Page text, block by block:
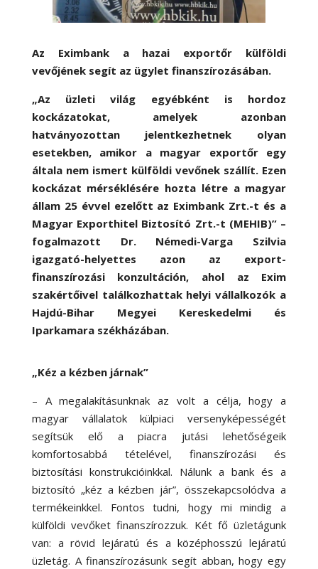
Az Eximbank a hazai exportőr külföldi
vevőjének segít az ügylet finanszírozásában.
„Az üzleti világ egyébként is hordoz
kockázatokat, amelyek azonban
hatványozottan jelentkezhetnek olyan
esetekben, amikor a magyar exportőr egy
általa nem ismert külföldi vevőnek szállít. Ezen
kockázat mérséklésére hozta létre a magyar
állam 25 évvel ezelőtt az Eximbank Zrt.-t és a
Magyar Exporthitel Biztosító Zrt.-t (MEHIB)” –
fogalmazott Dr. Némedi-Varga Szilvia
igazgató-helyettes azon az export-
finanszírozási konzultáción, ahol az Exim
szakértőivel találkozhattak helyi vállalkozók a
Hajdú-Bihar Megyei Kereskedelmi és
Iparkamara székházában.
„Kéz a kézben járnak”
– A megalakításunknak az volt a célja, hogy a
magyar vállalatok külpiaci versenyképességét
segítsük elő a piacra jutási lehetőségeik
komfortosabbá tételével, finanszírozási és
biztosítási konstrukcióinkkal. Nálunk a bank és a
biztosító „kéz a kézben jár”, összekapcsolódva a
termékeinkkel. Fontos tudni, hogy mi mindig a
külföldi vevőket finanszírozzuk. Két fő üzletágunk
van: a rövid lejáratú és a középhosszú lejáratú
üzletág. A finanszírozásunk segít abban, hogy egy